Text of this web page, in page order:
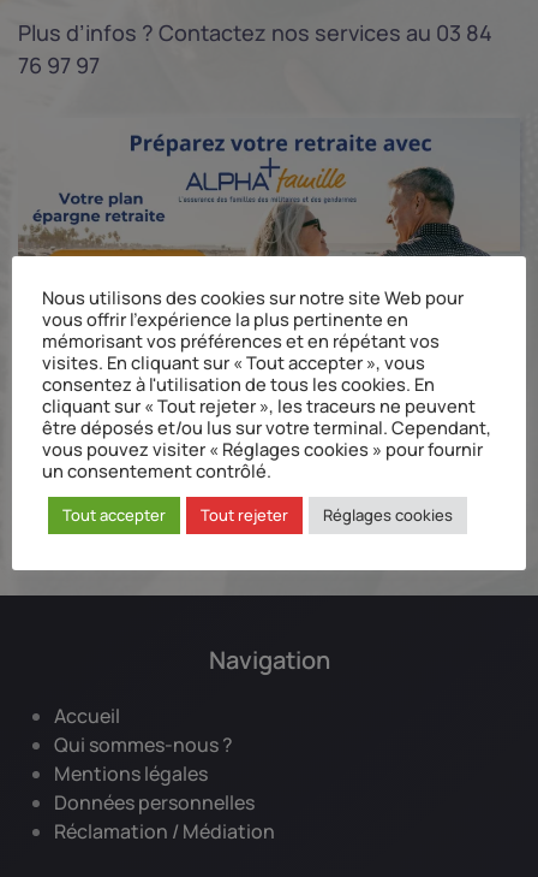
Plus d’infos ? Contactez nos services au 03 84
76 97 97
Navigation
Accueil
Qui sommes-nous ?
Mentions légales
Données personnelles
Réclamation / Médiation
Nous utilisons des cookies sur notre site Web pour
vous offrir l'expérience la plus pertinente en
mémorisant vos préférences et en répétant vos
visites. En cliquant sur « Tout accepter », vous
consentez à l'utilisation de tous les cookies. En
cliquant sur « Tout rejeter », les traceurs ne peuvent
être déposés et/ou lus sur votre terminal. Cependant,
vous pouvez visiter « Réglages cookies » pour fournir
un consentement contrôlé.
Tout accepter Tout rejeter Réglages cookies